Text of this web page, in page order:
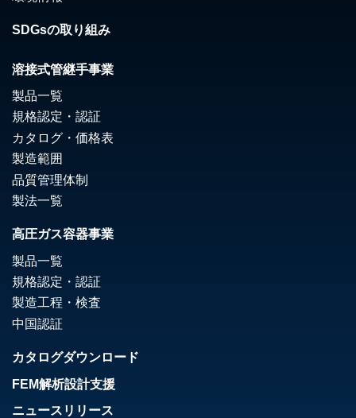
SDGsの取り組み
溶接式管継手事業
製品一覧
規格認定・認証
カタログ・価格表
製造範囲
品質管理体制
製法一覧
高圧ガス容器事業
製品一覧
規格認定・認証
製造工程・検査
中国認証
カタログダウンロード
FEM解析設計支援
ニュースリリース